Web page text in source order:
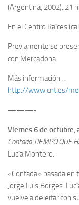
(Argentina, 2002). 21
En el Centro Raíces
Previamente se
con Mercadona.
Más información…
http://www.cnt.es/
———-
Viernes 6 de octubre,
Contada TIEMPO QUE
Lucía Montero.
«Contada» basada en
Jorge Luis Borges.
vuelve a deleitar con